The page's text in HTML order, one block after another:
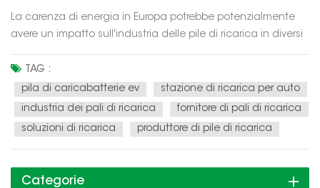
La carenza di energia in Europa potrebbe potenzialmente
avere un impatto sull'industria delle pile di ricarica in diversi
di soluzioni di ricarica intelligenti: con una carenza di
energia, potrebbe esserci una maggiore necessità di
soluzioni...
TAG :
pila di caricabatterie ev
stazione di ricarica per auto
industria dei pali di ricarica
fornitore di pali di ricarica
soluzioni di ricarica
produttore di pile di ricarica
Categorie